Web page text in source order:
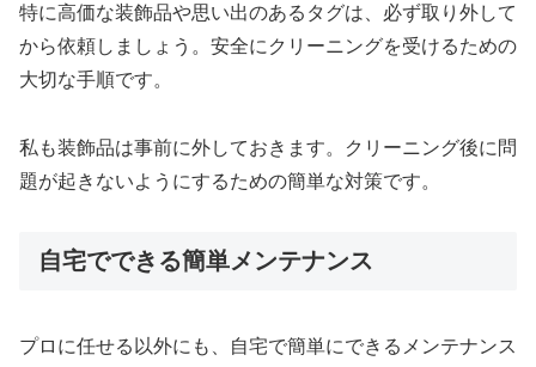
特に高価な装飾品や思い出のあるタグは、必ず取り外して
から依頼しましょう。安全にクリーニングを受けるための
大切な手順です。
私も装飾品は事前に外しておきます。クリーニング後に問
題が起きないようにするための簡単な対策です。
自宅でできる簡単メンテナンス
プロに任せる以外にも、自宅で簡単にできるメンテナンス